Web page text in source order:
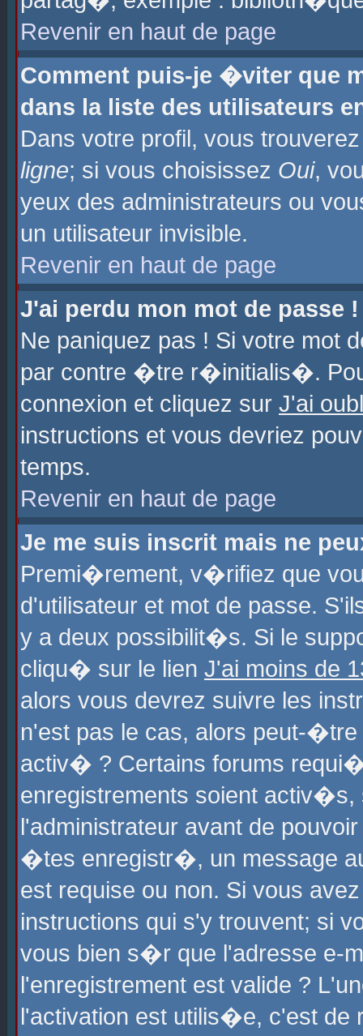
Revenir en haut de page
Comment puis-je �viter que
dans la liste des utilisateurs
Dans votre profil, vous
ligne; si vous choisissez Oui,
yeux des administrateurs ou
un utilisateur invisible.
Revenir en haut de page
J'ai perdu mon mot de passe !
Ne paniquez pas ! Si votre
par contre �tre r�initialis�.
connexion et cliquez sur J'ai
instructions et vous devriez
temps.
Revenir en haut de page
Je me suis inscrit mais ne
Premi�rement, v�rifiez que
d'utilisateur et mot de passe.
y a deux possibilit�s. Si le
cliqu� sur le lien J'ai moins de
alors vous devrez suivre les
n'est pas le cas, alors peut-
activ� ? Certains forums
enregistrements soient
l'administrateur avant de
�tes enregistr�, un message
est requise ou non. Si vous
instructions qui s'y trouvent; si
vous bien s�r que l'adresse e-
l'enregistrement est valide ?
l'activation est utilis�e, c'est